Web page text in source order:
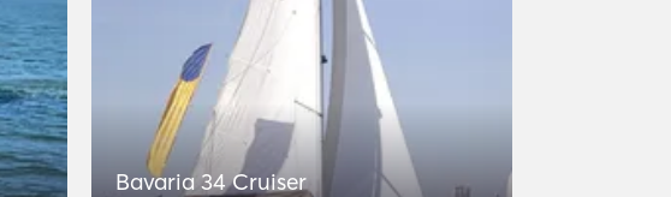
Bavaria 34 Cruiser